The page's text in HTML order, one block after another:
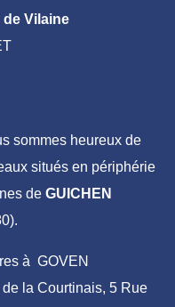
Vilaine
sommes heureux de
situés en périphérie
de GUICHEN
à GOVEN
de la Courtinais, 5 Rue